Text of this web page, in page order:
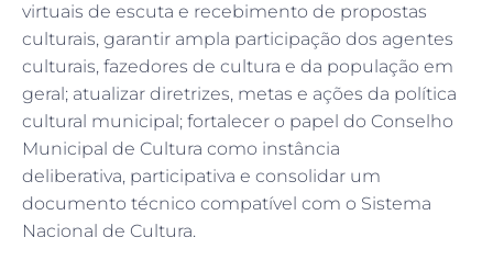
virtuais de escuta e recebimento de propostas
culturais, garantir ampla participação dos agentes
culturais, fazedores de cultura e da população em
geral; atualizar diretrizes, metas e ações da política
cultural municipal; fortalecer o papel do Conselho
Municipal de Cultura como instância
deliberativa, participativa e consolidar um
documento técnico compatível com o Sistema
Nacional de Cultura.